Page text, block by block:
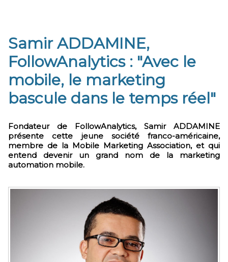
Samir ADDAMINE,
FollowAnalytics : "Avec le
mobile, le marketing
bascule dans le temps réel"
Fondateur de FollowAnalytics, Samir ADDAMINE
présente cette jeune société franco-américaine,
membre de la Mobile Marketing Association, et qui
entend devenir un grand nom de la marketing
automation mobile.